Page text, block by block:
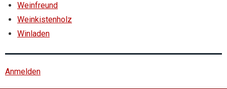
Weinfreund
Weinkistenholz
Winladen
Anmelden